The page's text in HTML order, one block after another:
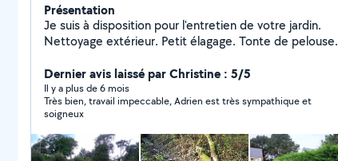
Présentation
Je suis à disposition pour l'entretien de votre jardin.
Nettoyage extérieur. Petit élagage. Tonte de pelouse.
Aide aux travaux extérieurs. J'ai le matériel et je vous
débarrasse de vos déchets verts. J'accepte le
paiement en CESU.
Dernier avis laissé par Christine : 5/5
Il y a plus de 6 mois
Très bien, travail impeccable, Adrien est très sympathique et
soigneux